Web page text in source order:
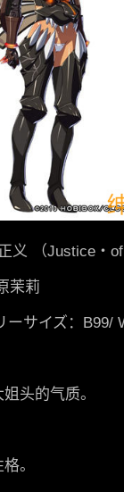
（Justice・of
茉莉
サイズ：B99/
头的气质。
。